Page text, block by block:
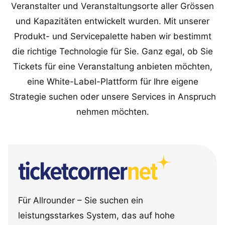
Veranstalter und Veranstaltungsorte aller Grössen
und Kapazitäten entwickelt wurden. Mit unserer
Produkt- und Servicepalette haben wir bestimmt
die richtige Technologie für Sie. Ganz egal, ob Sie
Tickets für eine Veranstaltung anbieten möchten,
eine White-Label-Plattform für Ihre eigene
Strategie suchen oder unsere Services in Anspruch
nehmen möchten.
Für Allrounder – Sie suchen ein
leistungsstarkes System, das auf hohe